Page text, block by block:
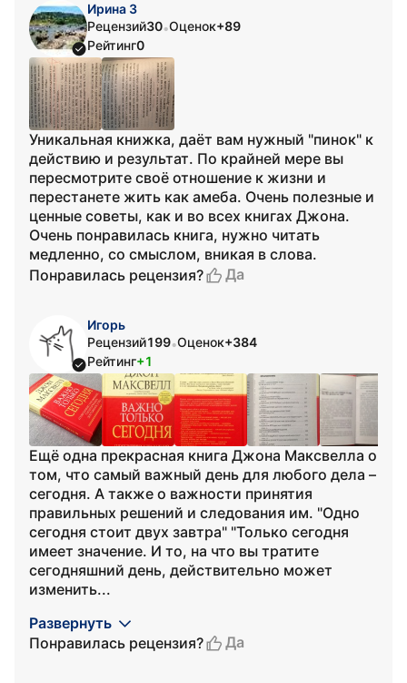
Ирина З
Рецензий30•Оценок+89
Рейтинг0
Уникальная книжка, даёт вам нужный "пинок" к
действию и результат. По крайней мере вы
пересмотрите своё отношение к жизни и
перестанете жить как амеба. Очень полезные и
ценные советы, как и во всех книгах Джона.
Очень понравилась книга, нужно читать
медленно, со смыслом, вникая в слова.
Понравилась рецензия?
Да
Игорь
Рецензий199•Оценок+384
Рейтинг+1
Ещё одна прекрасная книга Джона Максвелла о
том, что самый важный день для любого дела –
сегодня. А также о важности принятия
правильных решений и следования им. "Одно
сегодня стоит двух завтра" "Только сегодня
имеет значение. И то, на что вы тратите
сегодняшний день, действительно может
изменить...
Развернуть
Понравилась рецензия?
Да